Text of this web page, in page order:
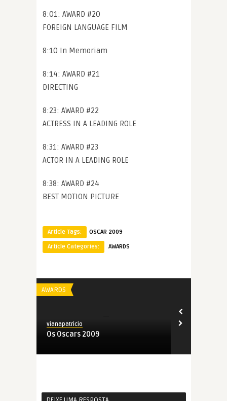
8:01: AWARD #20
FOREIGN LANGUAGE FILM
8:10 In Memoriam
8:14: AWARD #21
DIRECTING
8:23: AWARD #22
ACTRESS IN A LEADING ROLE
8:31: AWARD #23
ACTOR IN A LEADING ROLE
8:38: AWARD #24
BEST MOTION PICTURE
Article Tags:
OSCAR 2009
Article Categories:
AWARDS
AWARDS
vianapatricio
Os Oscars 2009